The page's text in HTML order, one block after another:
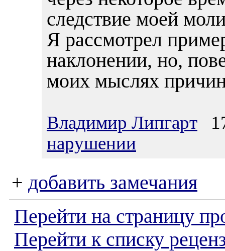
следствие моей
Я рассмотрел
наклонении, но,
моих мыслях
Владимир Липгарт
нарушении
+ добавить замечания
Перейти на страницу
Перейти к списку